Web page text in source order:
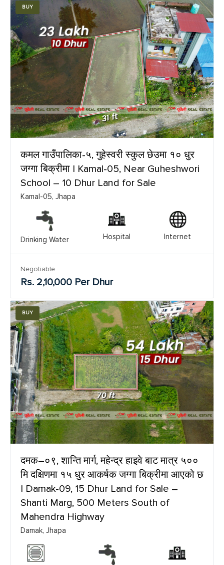
BUY
कमल गाउँपालिका-५, गुहेस्वरी स्कुल छेउमा १० धुर
जग्गा बिक्रीमा | Kamal-05, Near Guheshwori
School – 10 Dhur Land for Sale
Kamal-05, Jhapa
Drinking Water Hospital Internet
Negotiable
Rs. 2,10,000 Per Dhur
BUY
दमक–०९, शान्ति मार्ग, महेन्द्र हाइवे बाट मात्र ५००
मि दक्षिणमा १५ धुर आकर्षक जग्गा बिक्रीमा आएको छ
| Damak-09, 15 Dhur Land for Sale –
Shanti Marg, 500 Meters South of
Mahendra Highway
Damak, Jhapa